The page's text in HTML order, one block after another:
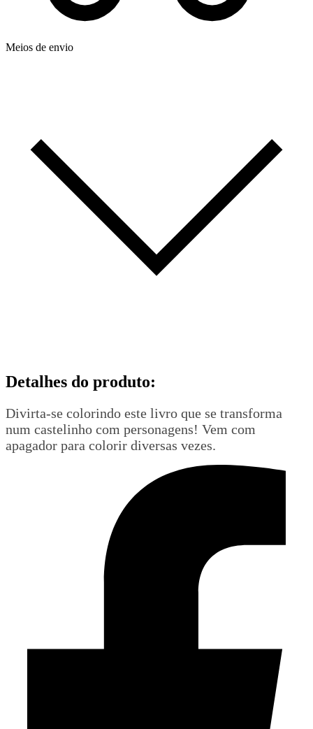
Meios de envio
Detalhes do produto:
Divirta-se colorindo este livro que se transforma
num castelinho com personagens! Vem com
apagador para colorir diversas vezes.